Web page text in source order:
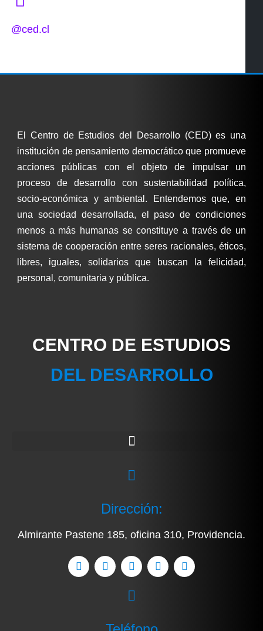
@ced.cl
El Centro de Estudios del Desarrollo (CED) es una
institución de pensamiento democrático que promueve
acciones públicas con el objeto de impulsar un
proceso de desarrollo con sustentabilidad política,
socio-económica y ambiental. Entendemos que, en
una sociedad desarrollada, el paso de condiciones
menos a más humanas se constituye a través de un
sistema de cooperación entre seres racionales, éticos,
libres, iguales, solidarios que buscan la felicidad,
personal, comunitaria y pública.
CENTRO DE ESTUDIOS
DEL DESARROLLO
Dirección:
Almirante Pastene 185, oficina 310, Providencia.